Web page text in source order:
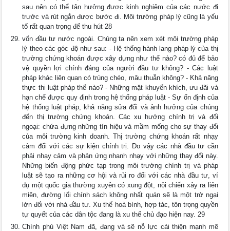
sau nên có thể tận hưởng được kinh nghiệm của các nước đi
trước và rút ngắn được bước đi. Môi trường pháp lý cũng là yếu
tố rất quan trọng để thu hút 28
vốn đầu tư nước ngoài. Chúng ta nên xem xét môi trường pháp
lý theo các góc độ như sau: - Hệ thống hành lang pháp lý của thị
trường chứng khoán được xây dựng như thế nào? có đủ để bảo
vệ quyền lợi chính đáng của người đầu tư không? - Các luật
pháp khác liên quan có trùng chéo, mâu thuẫn không? - Khả năng
thực thi luật pháp thế nào? - Những mặt khuyến khích, ưu đãi và
hạn chế được quy định trong hệ thống pháp luật - Sự ổn định của
hệ thống luật pháp, khả năng sửa đổi và ảnh hưởng của chúng
đến thị trường chứng khoán. Các xu hướng chính trị và đối
ngoại: chứa đựng những tín hiệu và mầm mống cho sự thay đổi
của môi trường kinh doanh. Thị trường chứng khoán rất nhạy
cảm đối với các sự kiện chính trị. Do vậy các nhà đầu tư cần
phải nhạy cảm và phản ứng nhanh nhạy với những thay đổi này.
Những biến động phức tạp trong môi trường chính trị và pháp
luật sẽ tạo ra những cơ hội và rủi ro đối với các nhà đầu tư, ví
dụ một quốc gia thường xuyên có xung đột, nội chiến xảy ra liên
miên, đường lối chính sách không nhất quán sẽ là một trở ngại
lớn đối với nhà đầu tư. Xu thế hoà bình, hợp tác, tôn trọng quyền
tự quyết của các dân tộc đang là xu thế chủ đạo hiện nay. 29
Chính phủ Việt Nam đã, đang và sẽ nỗ lực cải thiện mạnh mẽ